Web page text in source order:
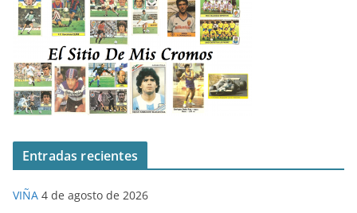
Entradas recientes
VIÑA 4 de agosto de 2026